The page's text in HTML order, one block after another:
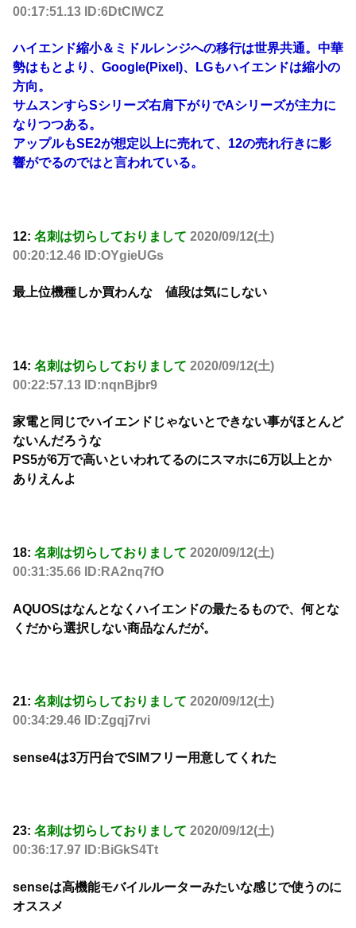
00:17:51.13 ID:6DtCIWCZ
ハイエンド縮小＆ミドルレンジへの移行は世界共通。中華
勢はもとより、Google(Pixel)、LGもハイエンドは縮小の
方向。
サムスンすらSシリーズ右肩下がりでAシリーズが主力に
なりつつある。
アップルもSE2が想定以上に売れて、12の売れ行きに影
響がでるのではと言われている。
12: 名刺は切らしておりまして 2020/09/12(土)
00:20:12.46 ID:OYgieUGs
最上位機種しか買わんな 値段は気にしない
14: 名刺は切らしておりまして 2020/09/12(土)
00:22:57.13 ID:nqnBjbr9
家電と同じでハイエンドじゃないとできない事がほとんど
ないんだろうな
PS5が6万で高いといわれてるのにスマホに6万以上とか
ありえんよ
18: 名刺は切らしておりまして 2020/09/12(土)
00:31:35.66 ID:RA2nq7fO
AQUOSはなんとなくハイエンドの最たるもので、何とな
くだから選択しない商品なんだが。
21: 名刺は切らしておりまして 2020/09/12(土)
00:34:29.46 ID:Zgqj7rvi
sense4は3万円台でSIMフリー用意してくれた
23: 名刺は切らしておりまして 2020/09/12(土)
00:36:17.97 ID:BiGkS4Tt
senseは高機能モバイルルーターみたいな感じで使うのに
オススメ